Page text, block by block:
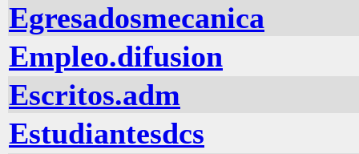
Egresadosmecanica
Empleo.difusion
Escritos.adm
Estudiantesdcs